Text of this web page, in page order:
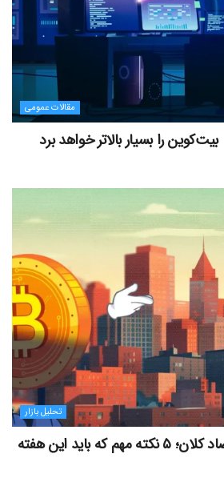
مقالات عمومی
را بسیار بالاتر خواهد برد
تحلیل بازار
جدال بیت کوین و اقتصاد کلان؛ ۵ نکته مهم که باید این هفته